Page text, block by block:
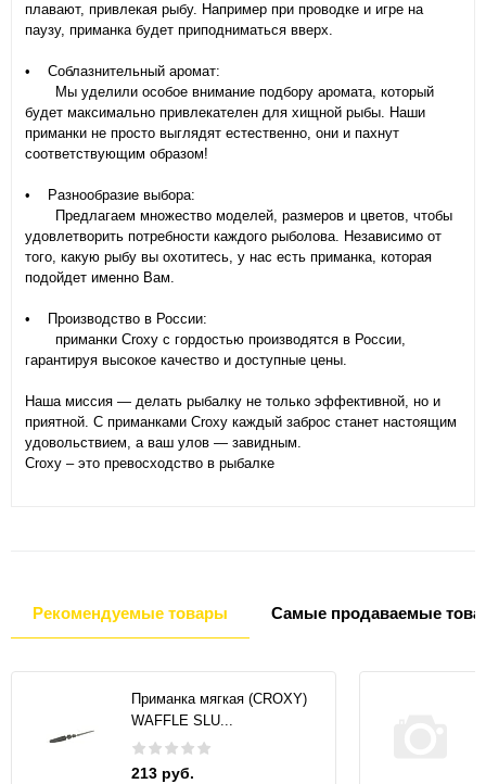
плавают, привлекая рыбу. Например при проводке и игре на
паузу, приманка будет приподниматься вверх.
• Соблазнительный аромат:
Мы уделили особое внимание подбору аромата, который
будет максимально привлекателен для хищной рыбы. Наши
приманки не просто выглядят естественно, они и пахнут
соответствующим образом!
• Разнообразие выбора:
Предлагаем множество моделей, размеров и цветов, чтобы
удовлетворить потребности каждого рыболова. Независимо от
того, какую рыбу вы охотитесь, у нас есть приманка, которая
подойдет именно Вам.
• Производство в России:
приманки Croxy с гордостью производятся в России,
гарантируя высокое качество и доступные цены.
Наша миссия — делать рыбалку не только эффективной, но и
приятной. С приманками Croxy каждый заброс станет настоящим
удовольствием, а ваш улов — завидным.
Croxy – это превосходство в рыбалке
Рекомендуемые товары Самые продаваемые
Приманка мягкая (CROXY)
WAFFLE SLU...
213 руб.